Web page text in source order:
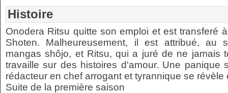
Histoire
Onodera Ritsu quitte son emploi et est transferé
Shoten. Malheureusement, il est attribué, au
mangas shôjo, et Ritsu, qui a juré de ne jamais
travaille sur des histoires d'amour. Une panique
rédacteur en chef arrogant et tyrannique se
Suite de la première saison